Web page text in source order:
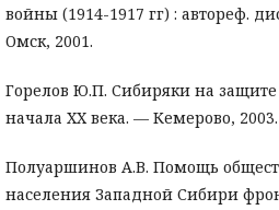
войны (1914-1917 гг) : автореф.
Омск, 2001.
Горелов Ю.П. Сибиряки на защите
начала XX века. — Кемерово, 2003.
Полуаршинов А.В. Помощь
населения Западной Сибири